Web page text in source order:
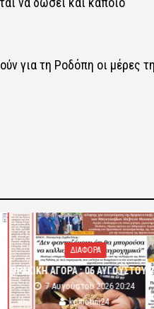
για τη Ροδόπη οι μέρες
ΔΙΑΦΟΡΑ
ΘΡΑΚΙΚΗ ΑΓΟΡΑ : 06 ΑΥΓΟΥΣΤΟΥ
7 Αυγούστου 2026 20:24
komotini24